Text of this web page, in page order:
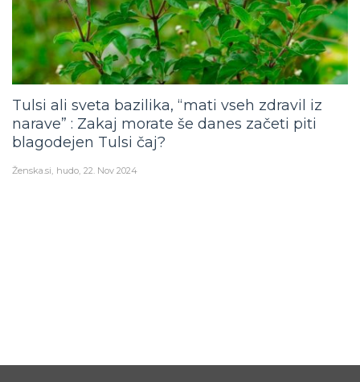
Tulsi ali sveta bazilika, “mati vseh zdravil iz
narave” : Zakaj morate še danes začeti piti
blagodejen Tulsi čaj?
Ženska.si hudo 22. Nov 2024